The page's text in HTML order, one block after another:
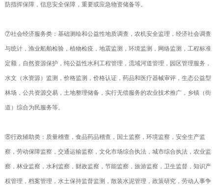
防指挥保障，信息安全保障，重要或应急物资储备等。
⑦社会经济服务类：基础测绘和公益性地质调查，农机安全监理，经济社会调查
与统计，渔业船舶检验，植物检疫，地震监测，环境监测，网络监测，工程标准
定额，自然资源保护，纯公益性水利工程管理，流域河道管理，园区管理服务，
水文（水资源）监测，价格监测，价格认证，药品和医疗器械审评，生态公益型
林场，公共资源交易，土地整理储备，实行无偿服务的农业技术推广，乡镇（街
道）综合为民服务等。
⑧行政辅助类：质量稽查，食品药品稽查，国土监察，环境监察，安全生产监
察，劳动保障监察，交通运输监察，文化市场综合执法，城市综合执法，农业监
察，林业监察，水利监察，财政监察，节能监察，旅游监察，卫生监督，知识产
权管理，档案管理，水土保持监督监测，散装水泥管理，政策研究，劳动人事争